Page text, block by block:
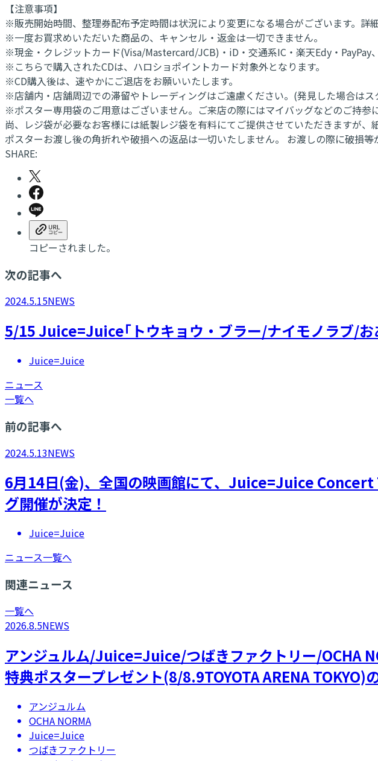
【注意事項】
※販売開始時間、整理券配布予定時間は状況により変更になる場合がございます。詳細
※一度お買求めいただいた商品の、キャンセル・返金は一切できません。
※現金・クレジットカード(Visa/Mastercard/JCB)・iD・交通系IC・楽天Edy・PayPay
※こちらで購入されたCDは、ハロショポイントカード対象外となります。
※CD購入後は、速やかにご退店をお願いいたします。
※店舗内・店舗周辺での滞留やトレーディングはご遠慮ください。(発見した場合は
※ポスター専用袋のご用意はございません。ご来店の際にはマイバッグなどのご持参
尚、レジ袋が必要なお客様には紙製レジ袋を有料にてご提供させていただきますが
ポスターお渡し後の角折れや破損への返品は一切いたしません。 お渡しの際に破損等
SHARE:
コピーされました。
次の記事へ
2024.5.15NEWS
5/15 Juice=Juice｢トウキョウ・ブラー/ナイモノラブ/
Juice=Juice
ニュース
一覧へ
前の記事へ
2024.5.13NEWS
6月14日(金)、全国の映画館にて、Juice=Juice Concert
グ開催が決定！
Juice=Juice
ニュース一覧へ
関連ニュース
一覧へ
2026.8.5NEWS
アンジュルム/Juice=Juice/つばきファクトリー/OCHA
特典ポスタープレゼント(8/8.9TOYOTA ARENA TOKYO)
アンジュルム
OCHA NORMA
Juice=Juice
つばきファクトリー